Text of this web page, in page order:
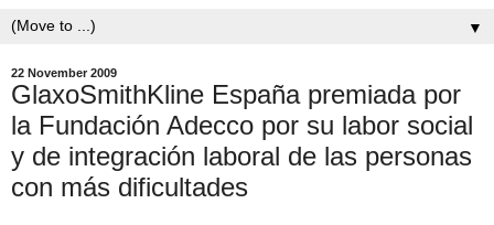
▼
22 November 2009
GlaxoSmithKline España premiada por
la Fundación Adecco por su labor social
y de integración laboral de las personas
con más dificultades